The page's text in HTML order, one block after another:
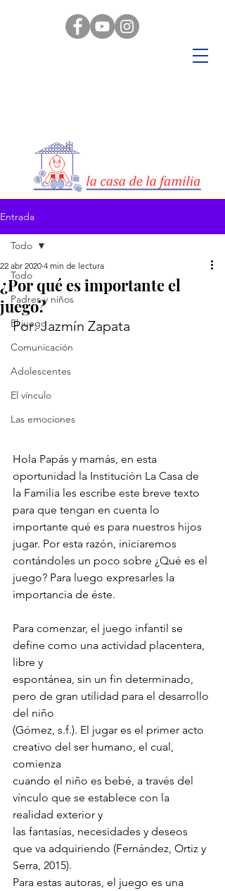
Entrada
Todo
Padres y niños
El juego
Comunicación
Adolescentes
El vínculo
Las emociones
Todo
¿Por qué es importante el
juego?
22 abr 2020 4 min de lectura
Por: Jazmín Zapata
Hola Papás y mamás, en esta
oportunidad la Institución La Casa de
la Familia les escribe este breve texto
para que tengan en cuenta lo
importante qué es para nuestros hijos
jugar. Por esta razón, iniciaremos
contándoles un poco sobre ¿Qué es el
juego? Para luego expresarles la
importancia de éste.
Para comenzar, el juego infantil se
define como una actividad placentera,
libre y
espontánea, sin un fin determinado,
pero de gran utilidad para el desarrollo
del niño
(Gómez, s.f.). El jugar es el primer acto
creativo del ser humano, el cual,
comienza
cuando el niño es bebé, a través del
vínculo que se establece con la
realidad exterior y
las fantasías, necesidades y deseos
que va adquiriendo (Fernández, Ortiz y
Serra, 2015).
Para estas autoras, el juego es una